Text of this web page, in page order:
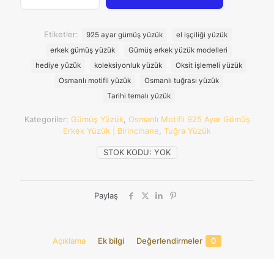
Yüzük
STOK KODU: YOK
Kategoriler: Gümüş Yüzük, Osmanlı Motifli 925 Ayar Gümüş
Erkek Yüzük | Birincihane Tuğra Yüzük
Etiketler: 925 ayar gümüş yüzük
el işçiliği yüzük
erkek gümüş yüzük
Gümüş erkek yüzük modelleri
hediye yüzük
koleksiyonluk yüzük
Oksit işlemeli yüzük
Osmanlı motifli yüzük
Osmanlı tuğrası yüzük
Tarihi temalı yüzük
Paylaş
Açıklama Ek bilgi Değerlendirmeler 0